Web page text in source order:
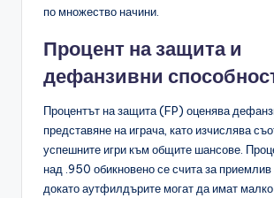
по множество начини.
Процент на защита и
дефанзивни
Процентът на защита (FP) оценява
представяне на играча, като изчислява
успешните игри към общите шансове.
над .950 обикновено се счита за
докато аутфилдърите могат да имат